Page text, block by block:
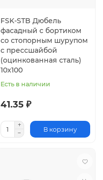
FSK-STB Дюбель
фасадный с бортиком
со стопорным шурупом
с прессшайбой
(оцинкованная сталь)
10х100
Есть в наличии
41.35 ₽
В корзину